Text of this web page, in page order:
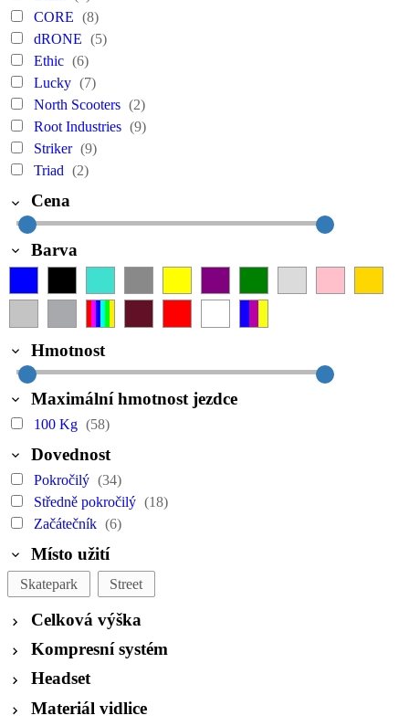
CORE (8)
dRONE (5)
Ethic (6)
Lucky (7)
North Scooters (2)
Root Industries (9)
Striker (9)
Triad (2)
Cena
Barva
Hmotnost
Maximální hmotnost jezdce
100 Kg (58)
Dovednost
Pokročilý (34)
Středně pokročilý (18)
Začátečník (6)
Místo užití
Skatepark Street
Celková výška
Kompresní systém
Headset
Materiál vidlice